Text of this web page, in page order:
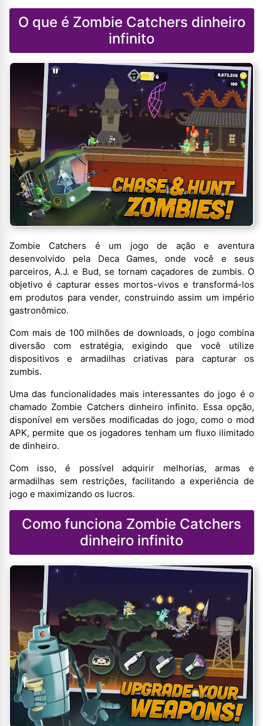
O que é Zombie Catchers dinheiro
infinito
Zombie Catchers é um jogo de ação e aventura
desenvolvido pela Deca Games, onde você e seus
parceiros, A.J. e Bud, se tornam caçadores de zumbis. O
objetivo é capturar esses mortos-vivos e transformá-los
em produtos para vender, construindo assim um império
gastronômico.
Com mais de 100 milhões de downloads, o jogo combina
diversão com estratégia, exigindo que você utilize
dispositivos e armadilhas criativas para capturar os
zumbis.
Uma das funcionalidades mais interessantes do jogo é o
chamado Zombie Catchers dinheiro infinito. Essa opção,
disponível em versões modificadas do jogo, como o mod
APK, permite que os jogadores tenham um fluxo ilimitado
de dinheiro.
Com isso, é possível adquirir melhorias, armas e
armadilhas sem restrições, facilitando a experiência de
jogo e maximizando os lucros.
Como funciona Zombie Catchers
dinheiro infinito